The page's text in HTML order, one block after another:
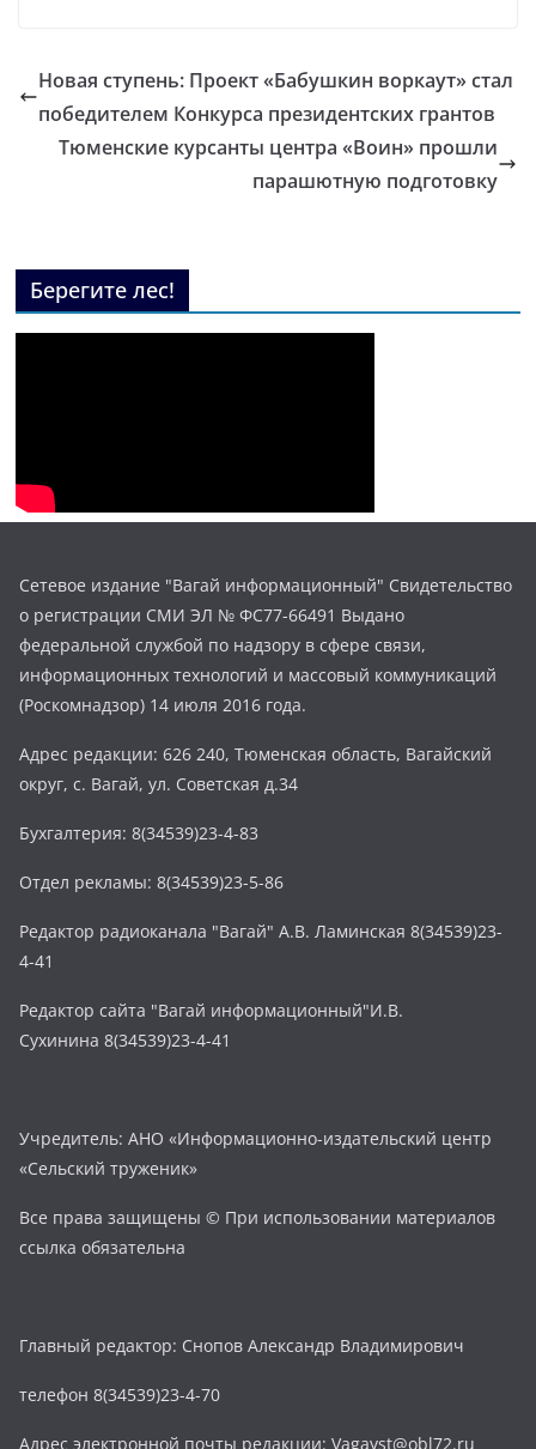
Новая ступень: Проект «Бабушкин воркаут» стал
победителем Конкурса президентских грантов
Тюменские курсанты центра «Воин» прошли
парашютную подготовку
Берегите лес!
Сетевое издание "Вагай информационный" Свидетельство
о регистрации СМИ ЭЛ № ФС77-66491 Выдано
федеральной службой по надзору в сфере связи,
информационных технологий и массовый коммуникаций
(Роскомнадзор) 14 июля 2016 года.
Адрес редакции: 626 240, Тюменская область, Вагайский
округ, с. Вагай, ул. Советская д.34
Бухгалтерия: 8(34539)23-4-83
Отдел рекламы: 8(34539)23-5-86
Редактор радиоканала "Вагай" А.В. Ламинская 8(34539)23-
4-41
Редактор сайта "Вагай информационный"И.В.
Сухинина 8(34539)23-4-41
Учредитель: АНО «Информационно-издательский центр
«Сельский труженик»
Все права защищены © При использовании материалов
ссылка обязательна
Главный редактор: Снопов Александр Владимирович
телефон 8(34539)23-4-70
Адрес электронной почты редакции: Vagayst@obl72.ru